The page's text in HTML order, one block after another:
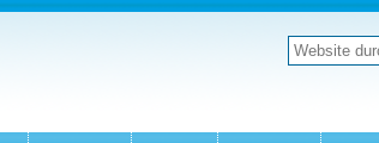
Website
durchsuchen